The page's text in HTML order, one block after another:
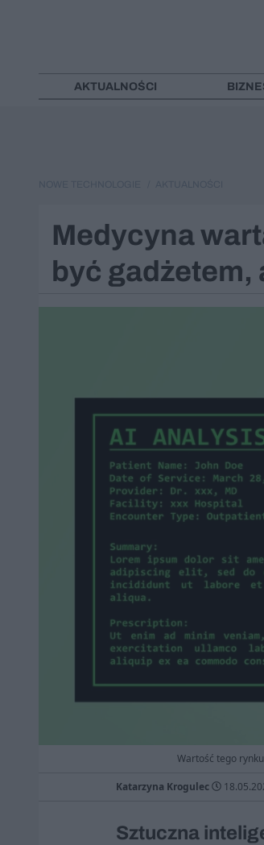
AKTUALNOŚCI
Medycyna
być gadżetem,
Wartość tego
Katarzyna Krogulec
Sztuczna